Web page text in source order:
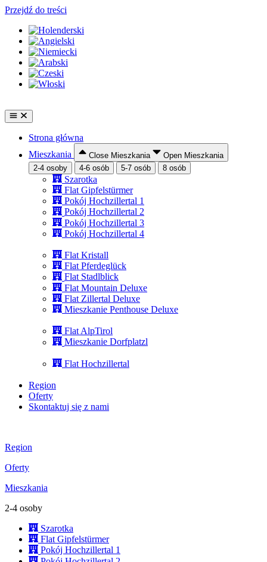
Przejdź do treści
Strona główna
Mieszkania
Close Mieszkania
Open Mieszkania
2-4 osoby
4-6 osób 5-7 osób 8 osób
Szarotka
Flat Gipfelstürmer
Pokój Hochzillertal 1
Pokój Hochzillertal 2
Pokój Hochzillertal 3
Pokój Hochzillertal 4
Flat Kristall
Flat Pferdeglück
Flat Stadlblick
Flat Mountain Deluxe
Flat Zillertal Deluxe
Mieszkanie Penthouse Deluxe
Flat AlpTirol
Mieszkanie Dorfplatzl
Flat Hochzillertal
Region
Oferty
Skontaktuj się z nami
Region
Oferty
Mieszkania
2-4 osoby
Szarotka
Flat Gipfelstürmer
Pokój Hochzillertal 1